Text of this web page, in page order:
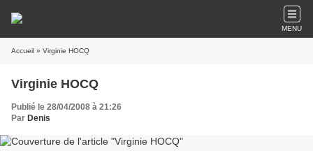
MENU
Accueil » Virginie HOCQ
Virginie HOCQ
Publié le 28/04/2008 à 21:26
Par Denis